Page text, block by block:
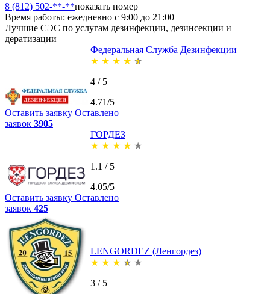
8 (812) 502-**-**показать номер
Время работы: ежедневно с 9:00 до 21:00
Лучшие СЭС по услугам дезинфекции, дезинсекции и
дератизации
Федеральная Служба Дезинфекции
★ ★ ★ ★ ★
4 / 5
4.71/5
Оставить заявку Оставлено
заявок 3905
ГОРДЕЗ
★ ★ ★ ★ ★
1.1 / 5
4.05/5
Оставить заявку Оставлено
заявок 425
LENGORDEZ (Ленгордез)
★ ★ ★ ★ ★
3 / 5